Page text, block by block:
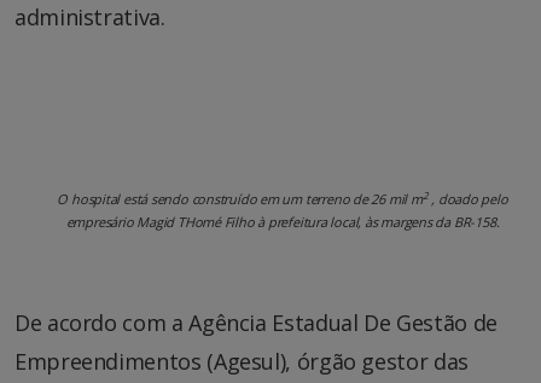
administrativa.
O hospital está sendo construído em um terreno de 26 mil m2, doado pelo
empresário Magid THomé Filho à prefeitura local, às margens da BR-158.
De acordo com a Agência Estadual De Gestão de
Empreendimentos (Agesul), órgão gestor das